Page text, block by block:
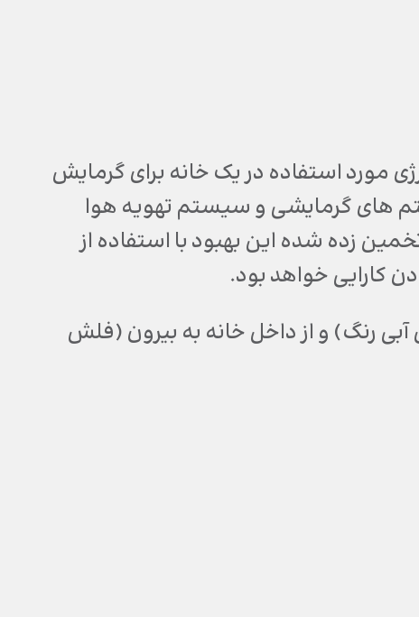
متحده بیان می‌کند که تقریبا 56٪ از انرژی مورد استفاده در یک خانه برای گرمایش
های گرمایشی و سیستم تهویه هوا
زده شده این بهبود با استفاده از
رنگ) و از داخل خانه به بیرون (فلش